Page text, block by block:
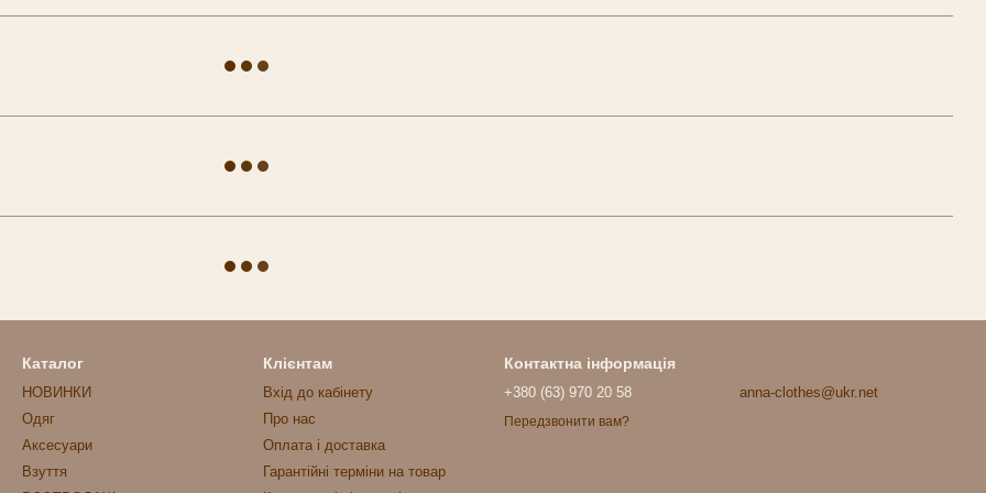
Каталог
НОВИНКИ
Одяг
Аксесуари
Взуття
Клієнтам
Вхід до кабінету
Про нас
Оплата і доставка
Гарантійні терміни на товар
Контактна інформація
+380 (63) 970 20 58
Передзвонити вам?
anna-clothes@ukr.net